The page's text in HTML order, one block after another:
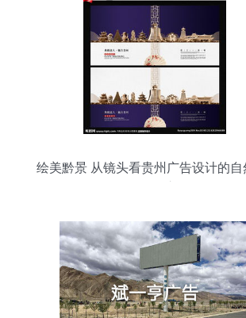
绘美黔景 从镜头看贵州广告设计的